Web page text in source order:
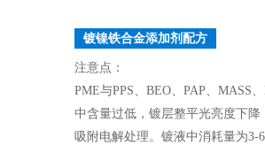
镀镍铁合金添加剂配方
注意点：
PME与PPS、BEO、PAP、MASS
中含量过低，镀层整平光亮度下
吸附电解处理。镀液中消耗量为3-